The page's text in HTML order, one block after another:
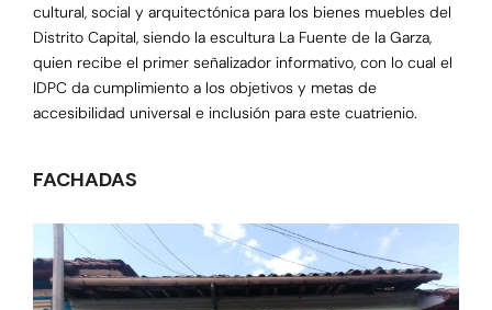
cultural, social y arquitectónica para los bienes muebles del
Distrito Capital, siendo la escultura La Fuente de la Garza,
quien recibe el primer señalizador informativo, con lo cual el
IDPC da cumplimiento a los objetivos y metas de
accesibilidad universal e inclusión para este cuatrienio.
FACHADAS